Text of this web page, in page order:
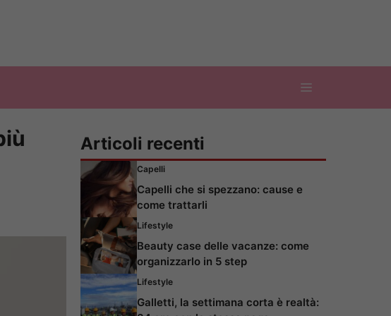
Articoli recenti
Capelli
Capelli che si spezzano: cause e
come trattarli
Lifestyle
Beauty case delle vacanze: come
organizzarlo in 5 step
Lifestyle
Galletti, la settimana corta è realtà: